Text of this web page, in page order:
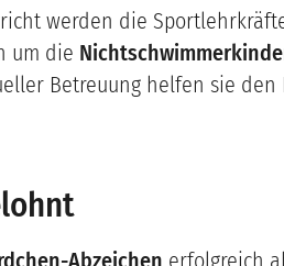
werden die
um die
Betreuung helfen sie den